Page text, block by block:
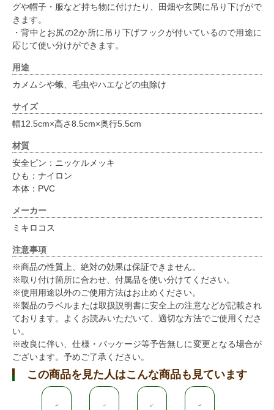
グや帽子・服など持ち物に付けたり、田畑や玄関に吊り下げがで
きます。
・背中とお尻の2か所に吊り下げフックが付いているので用途に
応じて使い分けができます。
用途
カメムシや蛾、毛虫やハエなどの虫除け
サイズ
幅12.5cm×高さ8.5cm×奥行5.5cm
材質
安全ピン：ニッケルメッキ
ひも：ナイロン
本体：PVC
メーカー
ミキロコス
注意事項
※商品の性質上、絶対の効果は保証できません。
※取り付け箇所に合わせ、付属品を使い分けてください。
※使用用途以外のご使用方法はお止めください。
※製品のラベルまたは取扱説明書に安全上の注意などが記載され
ております。よくお読みいただいて、適切な方法でご使用くださ
い。
※改良に伴い、仕様・パッケージ等予告無しに変更となる場合が
ございます。予めご了承ください。
この商品を見た人はこんな商品も見ています